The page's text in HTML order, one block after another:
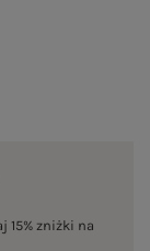
15% zniżki na